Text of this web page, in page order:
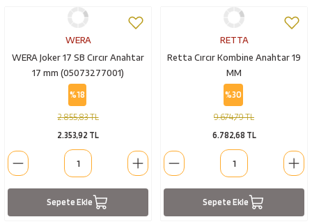
WERA
WERA Joker 17 SB Cırcır Anahtar
17 mm (05073277001)
%18
2.855,83 TL
2.353,92 TL
Sepete Ekle
RETTA
Retta Cırcır Kombine Anahtar 19
MM
%30
9.674,79 TL
6.782,68 TL
Sepete Ekle